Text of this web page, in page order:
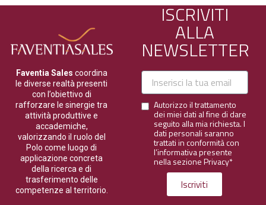
Faventia Sales coordina
le diverse realtà presenti
con l’obiettivo di
rafforzare le sinergie tra
attività produttive e
accademiche,
valorizzando il ruolo del
Polo come luogo di
applicazione concreta
della ricerca e di
trasferimento delle
competenze al territorio.
ISCRIVITI
ALLA
NEWSLETTER
Email
EmailAutorizzo il trattamento
dei miei dati al fine di dare
seguito alla mia richiesta. I
dati personali saranno
trattati in conformità con
l’informativa presente
nella sezionePrivacy*
Iscriviti